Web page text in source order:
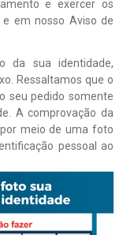
e exercer os
em nosso Aviso de
da sua identidade,
Ressaltamos que o
seu pedido somente
A comprovação da
meio de uma foto
pessoal ao